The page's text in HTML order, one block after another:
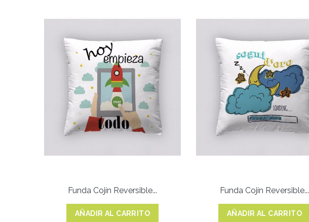
Funda Cojín Reversible...
AÑADIR AL CARRITO
Funda Cojín Reversible...
AÑADIR AL CARRITO